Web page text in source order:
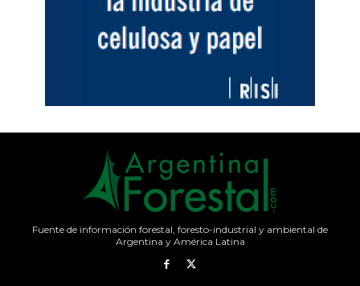
Fuente de información forestal, foresto-industrial y ambiental de
Argentina y América Latina